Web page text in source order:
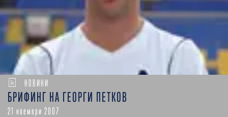
НОВИНИ
БРИФИНГ НА ГЕОРГИ ПЕТКОВ
21 ноември 2007